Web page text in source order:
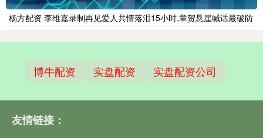
杨方配资 李维嘉录制再见爱人共情落泪15小时,章贺悬崖喊话最破防
博牛配资 实盘配资 实盘配资公司
友情链接：